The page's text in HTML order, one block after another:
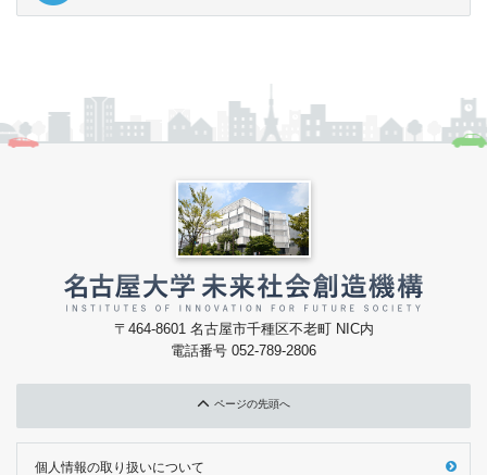
〒464-8601 名古屋市千種区不老町 NIC内
電話番号 052-789-2806
ページの先頭へ
個人情報の取り扱いについて